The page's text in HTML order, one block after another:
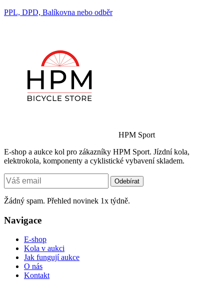
PPL, DPD, Balíkovna nebo odběr
HPM Sport
E-shop a aukce kol pro zákazníky HPM Sport. Jízdní kola,
elektrokola, komponenty a cyklistické vybavení skladem.
Odebírat
Žádný spam. Přehled novinek 1x týdně.
Navigace
E-shop
Kola v aukci
Jak fungují aukce
O nás
Kontakt